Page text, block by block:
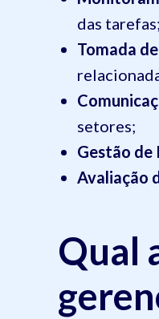
das tarefas;
Tomada
setores;
Gestão de
Avaliação
Qual